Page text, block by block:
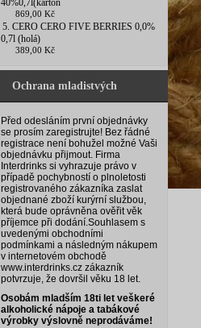
40%0,7l(karton
869,00 Kč
5. CERO CERO FIVE BERRIES 0,0%
0,7l (holá)
389,00 Kč
Ochrana mladistvých
Před odesláním první objednávky
se prosím zaregistrujte! Bez řádné
registrace není bohužel možné Vaši
objednávku přijmout. Firma
Interdrinks si vyhrazuje právo v
případě pochybností o plnoletosti
registrovaného zákazníka zaslat
objednané zboží kurýrní službou,
která bude oprávněna ověřit věk
příjemce při dodání.Souhlasem s
uvedenými obchodními
podmínkami a následným nákupem
v internetovém obchodě
www.interdrinks.cz zákazník
potvrzuje, že dovršil věku 18 let.
Osobám mladším 18ti let veškeré
alkoholické nápoje a tabákové
výrobky výslovně neprodáváme!